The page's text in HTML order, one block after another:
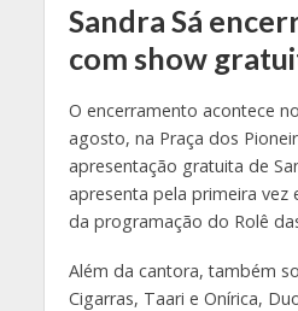
Sandra Sá
com show
O encerramento acontece
agosto, na Praça dos
apresentação gratuita de
apresenta pela primeira vez
da programação do Rolê
Além da cantora, também
Cigarras, Taari e Onírica,